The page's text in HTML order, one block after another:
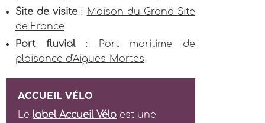
Site de visite: Maison du Grand Site
de France
Port fluvial:
Port maritime de
plaisance d'Aigues-Mortes
ACCUEIL VÉLO
Le label Accueil Vélo est une